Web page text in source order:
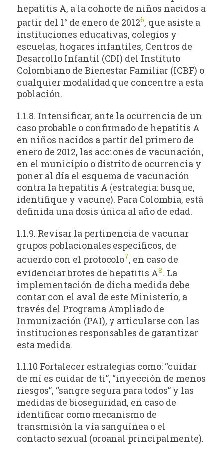
hepatitis A, a la cohorte de niños nacidos a
partir del 1° de enero de 20126, que asiste a
instituciones educativas, colegios y
escuelas, hogares infantiles, Centros de
Desarrollo Infantil (CDI) del Instituto
Colombiano de Bienestar Familiar (ICBF) o
cualquier modalidad que concentre a esta
población.
1.1.8. Intensificar, ante la ocurrencia de un
caso probable o confirmado de hepatitis A
en niños nacidos a partir del primero de
enero de 2012, las acciones de vacunación,
en el municipio o distrito de ocurrencia y
poner al día el esquema de vacunación
contra la hepatitis A (estrategia: busque,
identifique y vacune). Para Colombia, está
definida una dosis única al año de edad.
1.1.9. Revisar la pertinencia de vacunar
grupos poblacionales específicos, de
acuerdo con el protocolo7, en caso de
evidenciar brotes de hepatitis A8. La
implementación de dicha medida debe
contar con el aval de este Ministerio, a
través del Programa Ampliado de
Inmunización (PAI), y articularse con las
instituciones responsables de garantizar
esta medida.
1.1.10 Fortalecer estrategias como: “cuidar
de mí es cuidar de ti”, “inyección de menos
riesgos”, “sangre segura para todos” y las
medidas de bioseguridad, en caso de
identificar como mecanismo de
transmisión la vía sanguínea o el
contacto sexual (oroanal principalmente).